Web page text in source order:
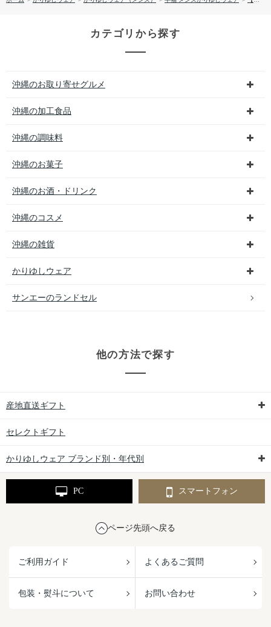
カテゴリから探す
沖縄のお取り寄せグルメ
沖縄の加工食品
沖縄の調味料
沖縄のお菓子
沖縄のお酒・ドリンク
沖縄のコスメ
沖縄の雑貨
かりゆしウェア
サンエーのランドセル
他の方法で探す
産地直送ギフト
セレクトギフト
かりゆしウェア ブランド別・年代別
PC スマートフォン
ページ先頭へ戻る
ご利用ガイド よくあるご質問
包装・熨斗について お問い合わせ